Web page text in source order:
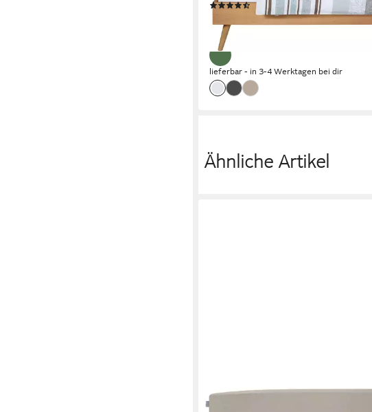
Matratzen bis zu 10 cm Höhe, MADE
IN GREEN by OEKO-TEX®
(28)
UVP64,95 €
-31%
lieferbar - in 3-4 Werktagen bei dir
Ähnliche Artikel